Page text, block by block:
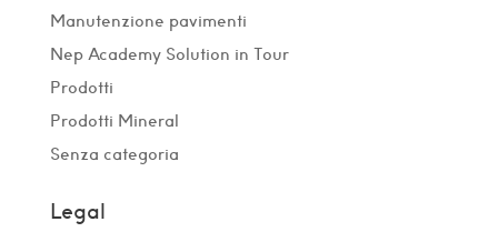
Manutenzione pavimenti
Nep Academy Solution in Tour
Prodotti
Prodotti Mineral
Senza categoria
Legal